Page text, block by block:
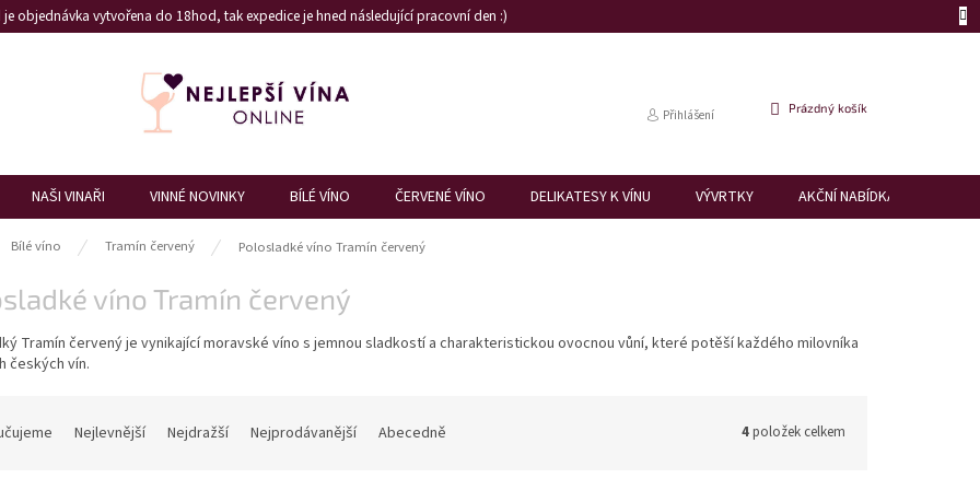
objednávka vytvořena do 18hod, tak expedice je hned následující pracovní den :)
Přihlášení
NÁKUPNÍ
Prázdný košík
NAŠI VINAŘI VINNÉ NOVINKY BÍLÉ VÍNO ČERVENÉ VÍNO DELIKATESY K VÍNU VÝVRTKY AKČNÍ NABÍDKA
Bílé víno Tramín červený Polosladké víno Tramín červený
víno Tramín červený
Tramín červený je vynikající moravské víno s jemnou sladkostí a charakteristickou ovocnou vůní, které potěší každého milovníka
českých vín.
Nejlevnější Nejdražší Nejprodávanější Abecedně 4položek celkem